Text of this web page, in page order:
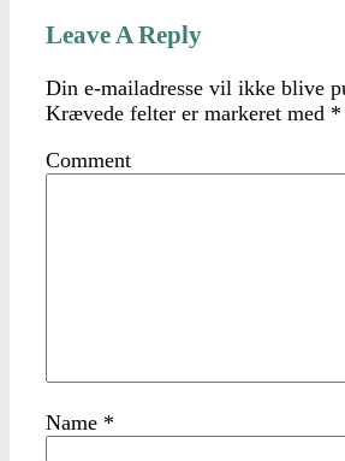
Leave A Reply
Din e-mailadresse vil ikke blive
Krævede felter er markeret med *
Comment
Name *